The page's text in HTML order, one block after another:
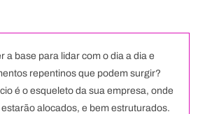
a base para lidar com o dia a dia e
repentinos que podem surgir?
é o esqueleto da sua empresa, onde
alocados, e bem estruturados.